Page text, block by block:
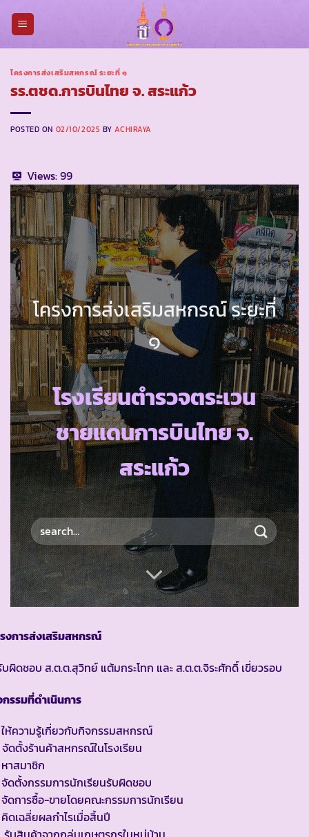
โครงการส่งเสริมสหกรณ์ ระยะที่ ๑
รร.ตชด.การบินไทย จ. สระแก้ว
POSTED ON 02/10/2025 BYACHIRAYA
Views:99
โครงการส่งเสริมสหกรณ์ ระยะที่
๑
โรงเรียนตำรวจตระเวน
ชายแดนการบินไทย จ.
สระแก้ว
งการส่งเสริมสหกรณ์
ผิดชอบ ส.ต.ต.สุวิทย์ แต้มกระโทก และ ส.ต.ต.จิระศักดิ์ เขี่ยวรอบ
รรมที่ดำเนินการ
ห้ความรู้เกี่ยวกับกิจกรรมสหกรณ์
ดตั้งร้านค้าสหกรณ์ในโรงเรียน
าสมาชิก
ดตั้งกรรมการนักเรียนรับผิดชอบ
ดการซื้อ-ขายโดยคณะกรรมการนักเรียน
ดเฉลี่ยผลกำไรเมื่อสิ้นปี